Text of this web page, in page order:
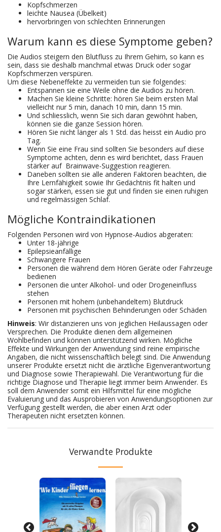
Kopfschmerzen
leichte Nausea (Übelkeit)
hervorbringen von schlechten Erinnerungen
Warum kann es diese Symptome geben?
Die Audios steigern den Blutfluss zu Ihrem Gehirn, so kann es
sein, dass sie deshalb manchmal etwas Druck oder sogar
Kopfschmerzen verspüren.
Um diese Nebeneffekte zu vermeiden tun sie folgendes:
Entspannen sie eine Weile ohne die Audios zu hören.
Machen Sie kleine Schritte: hören Sie beim ersten Mal
vielleicht nur 5 min, danach 10 min, dann 15 min.
Und schliesslich, wenn Sie sich daran gewöhnt haben,
können sie die ganze Session hören.
Hören Sie nicht länger als 1 Std. das heisst ein Audio pro
Tag.
Wenn Sie eine Frau sind sollten Sie besonders auf diese
Symptome achten, denn es wird berichtet, dass Frauen
stärker auf Brainwave-Suggestion reagieren.
Daneben sollten sie alle anderen Faktoren beachten, die
Ihre Lernfähigkeit sowie Ihr Gedächtnis fit halten und
sogar stärken, essen sie gut und finden sie einen ruhigen
und regelmässigen Schlaf.
Mögliche Kontraindikationen
Folgenden Personen wird von Hypnose-Audios abgeraten:
Unter 18-jährige
Epilepsieanfällige
Schwangere Frauen
Personen die während dem Hören Geräte oder Fahrzeuge
bedienen
Personen die unter Alkohol- und oder Drogeneinfluss
stehen
Personen mit hohem (unbehandeltem) Blutdruck
Personen mit psychischen Behinderungen oder Schäden
Hinweis: Wir distanzieren uns von jeglichen Heilaussagen oder
Versprechen. Die Produkte dienen dem allgemeinen
Wohlbefinden und können unterstützend wirken. Mögliche
Effekte und Wirkungen der Anwendung sind reine empirische
Angaben, die nicht wissenschaftlich belegt sind. Die Anwendung
unserer Produkte ersetzt nicht die ärztliche Eigenverantwortung
und Diagnose sowie Therapiewahl. Die Verantwortung für die
richtige Diagnose und Therapie liegt immer beim Anwender. Es
soll dem Anwender somit ein Hilfsmittel für eine mögliche
Evaluierung und das Ausprobieren von Anwendungsoptionen zur
Verfügung gestellt werden, die aber einen Arzt oder
Therapeuten nicht ersetzten können.
Verwandte Produkte